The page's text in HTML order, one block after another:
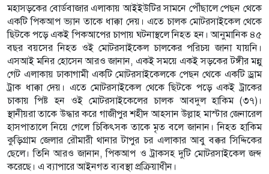
মহাসড়কের বোর্ডবাজার এলাকায় আইইউটির সামনে পৌঁছালে পেছন থেকে
একটি পিকআপ ভ্যান তাকে ধাক্কা দেয়। এতে চালক মোটরসাইকেল থেকে
ছিটকে পড়ে একই পিকআপের চাপায় ঘটনাস্থলে নিহত হন। আনুমানিক ৪৫
বছর বয়সের নিহত ওই মোটরসাইকেল চালকের পরিচয় জানা যায়নি।
এসআই মনির হোসেন আরও জানান, একই সময়ে একই সড়কের টঙ্গীর মন্নু
গেট এলাকায় ঢাকাগামী একটি মোটরসাইকেলকে পেছন থেকে একটি ড্রাম
ট্রাক ধাক্কা দেয়। এতে মোটরসাইকেল থেকে ছিটকে পড়ে একই ট্রাকের
চাকায় পিষ্ট হন ওই মোটরসাইকেলের চালক আবদুল হাকিম (৩৭)।
স্থানীয়রা তাকে উদ্ধার করে গাজীপুর শহীদ আহসান উল্লাহ মাস্টার জেনারেল
হাসপাতালে নিয়ে গেলে চিকিৎসক তাকে মৃত বলে জানান। নিহত হাকিম
কুড়িগ্রাম জেলার রৌমারী থানার টাপুর চর এলাকার আবু বক্কর সিদ্দিকের
ছেলে। তিনি আরও জানান, পিকআপ ও ট্রাকসহ দুটি মোটরসাইকেল জব্দ
করেছে। এ ব্যাপারে আইনগত ব্যবস্থা প্রক্রিয়াধীন।